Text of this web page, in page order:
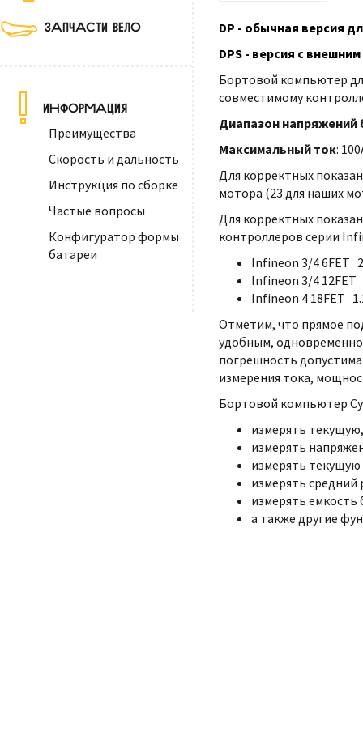
ЗАПЧАСТИ ВЕЛО
ИНФОРМАЦИЯ
Преимущества
Скорость и дальность
Инструкция по сборке
Частые вопросы
Конфигуратор формы
батареи
DP - обычная версия
DPS - версия с
Бортовой компьютер
совместимому
Диапазон напряжений
Максимальный ток:
Для корректных
мотора (23 для наших
Для корректных
контроллеров серии
Infineon 3/4 6FET
Infineon 3/4
Infineon 4 18FET
Отметим, что прямое
удобным,
погрешность
измерения тока,
Бортовой компьютер
измерять
измерять
измерять
измерять средний
измерять емкость
а также другие